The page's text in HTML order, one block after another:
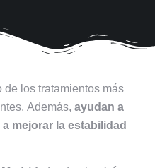
de los tratamientos más
Además, ayudan a
mejorar la estabilidad